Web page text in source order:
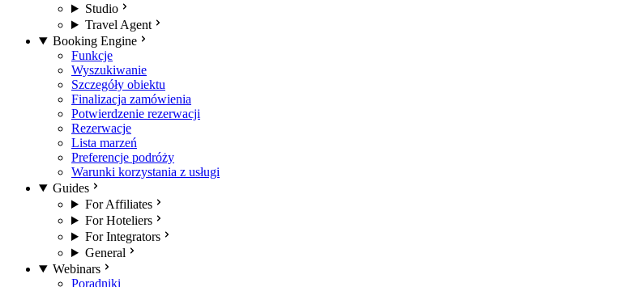
Studio
Travel Agent
Booking Engine
Funkcje
Wyszukiwanie
Szczegóły obiektu
Finalizacja zamówienia
Potwierdzenie rezerwacji
Rezerwacje
Lista marzeń
Preferencje podróży
Warunki korzystania z usługi
Guides
For Affiliates
For Hoteliers
For Integrators
General
Webinars
Poradniki